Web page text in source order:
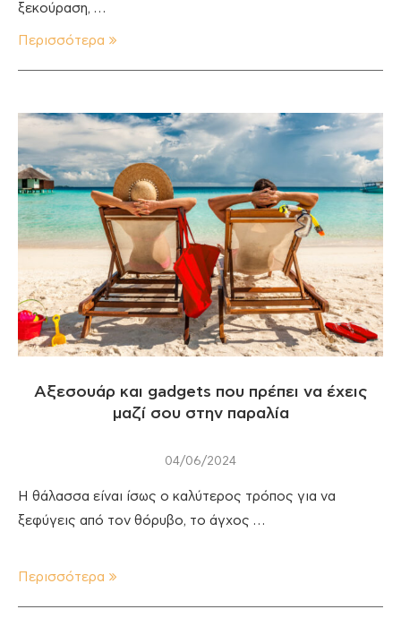
ξεκούραση, …
Περισσότερα
Αξεσουάρ και gadgets που πρέπει να έχεις
μαζί σου στην παραλία
04/06/2024
Η θάλασσα είναι ίσως ο καλύτερος τρόπος για να
ξεφύγεις από τον θόρυβο, το άγχος …
Περισσότερα